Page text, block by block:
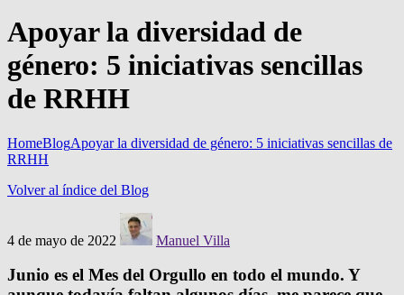
Apoyar la diversidad de
género: 5 iniciativas sencillas
de RRHH
HomeBlogApoyar la diversidad de género: 5 iniciativas sencillas de
RRHH
Volver al índice del Blog
4 de mayo de 2022 Manuel Villa
Junio es el Mes del Orgullo en todo el mundo. Y